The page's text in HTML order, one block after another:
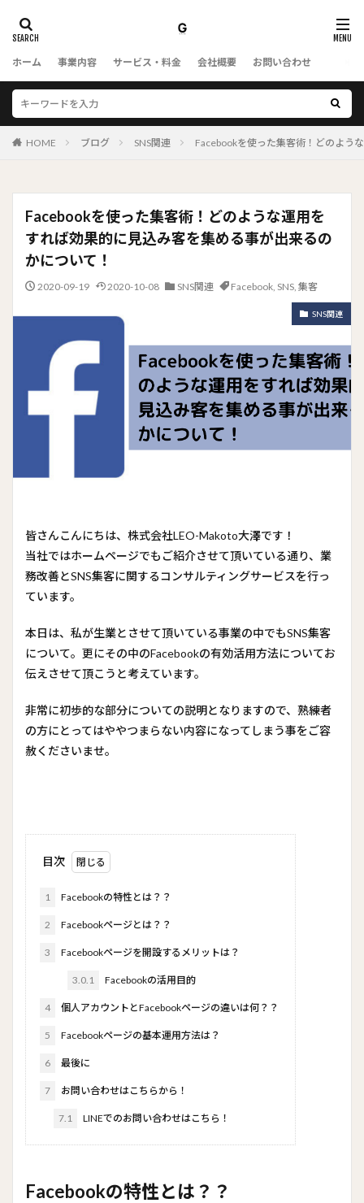
ホーム 事業内容 サービス・料金 会社概要 お問い合わせ
HOME ブログ SNS関連 Facebookを使った集客術！どのよう
Facebookを使った集客術！どのような運用を
すれば効果的に見込み客を集める事が出来るの
かについて！
2020-09-19 2020-10-08 SNS関連 Facebook, SNS, 集客
SNS関連
皆さんこんにちは、株式会社LEO-Makoto大澤です！
当社ではホームページでもご紹介させて頂いている通り、業
務改善とSNS集客に関するコンサルティングサービスを行っ
ています。
本日は、私が生業とさせて頂いている事業の中でもSNS集客
について。更にその中のFacebookの有効活用方法についてお
伝えさせて頂こうと考えています。
非常に初歩的な部分についての説明となりますので、熟練者
の方にとってはややつまらない内容になってしまう事をご容
赦くださいませ。
目次
1 Facebookの特性とは？？
2 Facebookページとは？？
3 Facebookページを開設するメリットは？
3.0.1 Facebookの活用目的
4 個人アカウントとFacebookページの違いは何？？
5 Facebookページの基本運用方法は？
6 最後に
7 お問い合わせはこちらから！
7.1 LINEでのお問い合わせはこちら！
Facebookの特性とは？？